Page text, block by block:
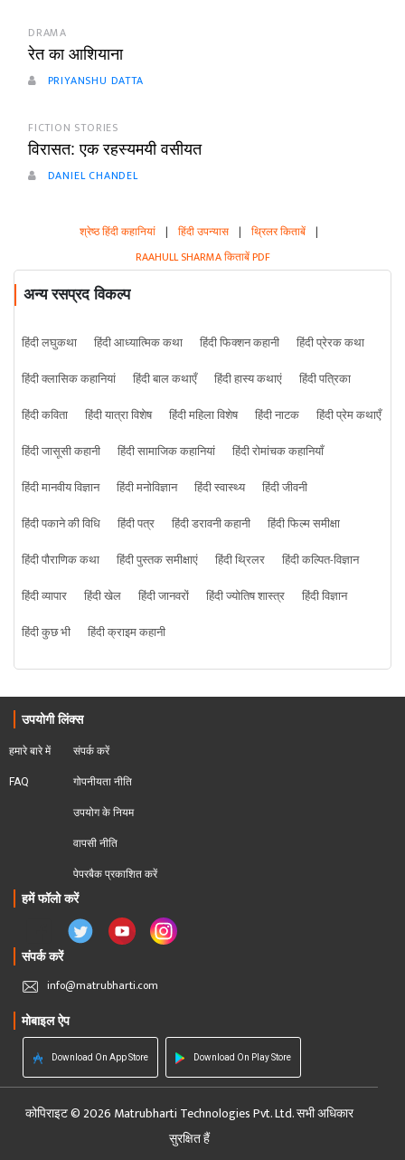
DRAMA
रेत का आशियाना
PRIYANSHU DATTA
FICTION STORIES
विरासत: एक रहस्यमयी वसीयत
DANIEL CHANDEL
श्रेष्ठ हिंदी कहानियां | हिंदी उपन्यास | थ्रिलर किताबें |
RAAHULL SHARMA किताबें PDF
अन्य रसप्रद विकल्प
हिंदी लघुकथा हिंदी आध्यात्मिक कथा हिंदी फिक्शन कहानी
हिंदी प्रेरक कथा
हिंदी क्लासिक कहानियां
हिंदी बाल कथाएँ हिंदी हास्य कथाएं
हिंदी पत्रिका
हिंदी कविता
हिंदी यात्रा विशेष हिंदी महिला विशेष हिंदी नाटक
हिंदी प्रेम कथाएँ
हिंदी जासूसी कहानी
हिंदी सामाजिक कहानियां
हिंदी रोमांचक कहानियाँ
हिंदी मानवीय विज्ञान
हिंदी मनोविज्ञान हिंदी स्वास्थ्य
हिंदी जीवनी
हिंदी पकाने की विधि
हिंदी पत्र हिंदी डरावनी कहानी
हिंदी फिल्म समीक्षा
हिंदी पौराणिक कथा
हिंदी पुस्तक समीक्षाएं हिंदी थ्रिलर
हिंदी कल्पित-विज्ञान
हिंदी व्यापार
हिंदी खेल हिंदी जानवरों हिंदी ज्योतिष शास्त्र
हिंदी विज्ञान
हिंदी कुछ भी
हिंदी क्राइम कहानी
उपयोगी लिंक्स
हमारे बारे में
FAQ
संपर्क करें
गोपनीयता नीति
उपयोग के नियम
वापसी नीति
पेपरबैक प्रकाशित करें
हमें फॉलो करें
संपर्क करें
info@matrubharti.com
मोबाइल ऐप
Download On App Store Download On Play Store
कोपिराइट © 2026 Matrubharti Technologies Pvt. Ltd. सभी अधिकार
सुरक्षित हैं